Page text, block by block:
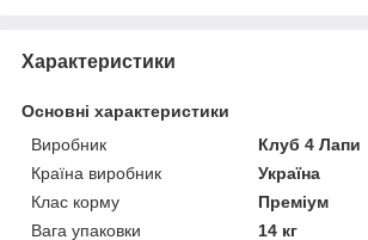
Характеристики
Основні характеристики
Виробник
Клуб 4 Лапи
Країна виробник
Україна
Клас корму
Преміум
Вага упаковки
14 кг